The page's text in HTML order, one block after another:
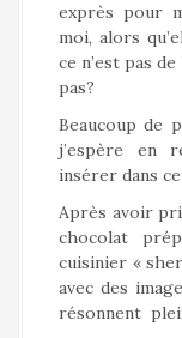
exprès pour
moi, alors
ce n’est pas
pas?
Beaucoup de
j’espère en
insérer dans
Après avoir
chocolat
cuisinier «
avec des
résonnent